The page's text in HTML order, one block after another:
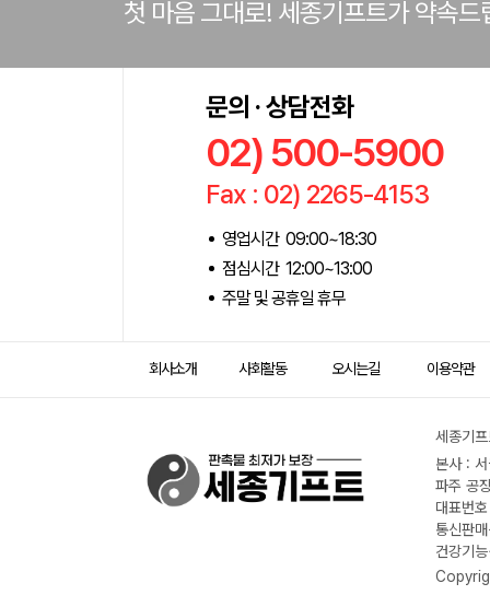
첫 마음 그대로! 세종기프트가 약속드
문의 · 상담전화
02) 500-5900
Fax : 02) 2265-4153
영업시간 09:00~18:30
점심시간 12:00~13:00
주말 및 공휴일 휴무
회사소개 사회활동 오시는길 이용약관
세종기
본사 :
파주 공
대표번
통신판
건강기